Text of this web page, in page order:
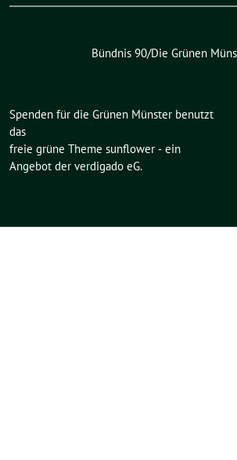
Bündnis 90/Die Grünen
Spenden für die Grünen Münster benutzt
das
freie grüne Theme sunflower ‐ ein
Angebot der verdigado eG.